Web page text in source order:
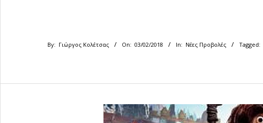
By: Γιώργος Κολέτσας On: 03/02/2018 In: Νέες Προβολές Tagged: